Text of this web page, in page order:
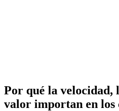
Por qué la velocidad,
valor importan en los